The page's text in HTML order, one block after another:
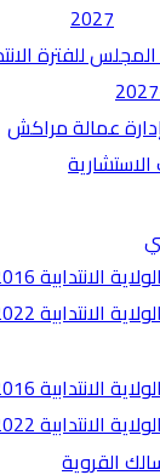
2027
للفترة
عمالة مراكش
الاستشارية
الانتدابية 2016-2021
الانتدابية 2022-2027
الانتدابية 2016-2021
الانتدابية 2022-2027
القروية